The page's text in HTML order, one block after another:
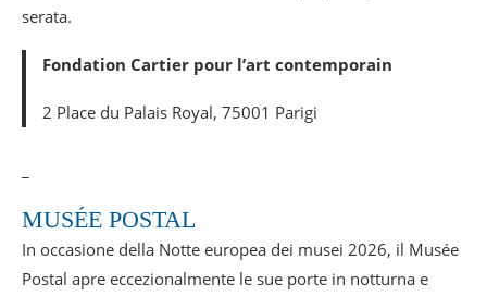
serata.
Fondation Cartier pour l’art contemporain
2 Place du Palais Royal, 75001 Parigi
MUSÉE POSTAL
In occasione della Notte europea dei musei 2026, il Musée
Postal apre eccezionalmente le sue porte in notturna e